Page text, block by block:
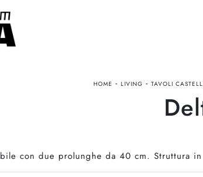
HOME - LIVING - TAVOLI
con due prolunghe da 40 cm. Struttura